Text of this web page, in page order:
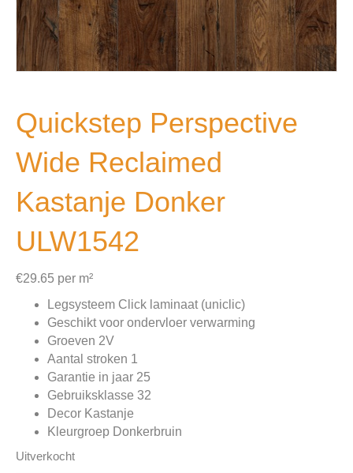
Quickstep Perspective
Wide Reclaimed
Kastanje Donker
ULW1542
€29.65 per m²
Legsysteem Click laminaat (uniclic)
Geschikt voor ondervloer verwarming
Groeven 2V
Aantal stroken 1
Garantie in jaar 25
Gebruiksklasse 32
Decor Kastanje
Kleurgroep Donkerbruin
Uitverkocht